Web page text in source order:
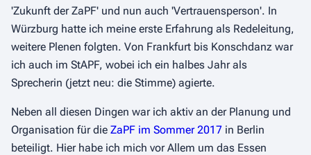
'Zukunft der ZaPF' und nun auch 'Vertrauensperson'. In
Würzburg hatte ich meine erste Erfahrung als Redeleitung,
weitere Plenen folgten. Von Frankfurt bis Konschdanz war
ich auch im StAPF, wobei ich ein halbes Jahr als
Sprecherin (jetzt neu: die Stimme) agierte.
Neben all diesen Dingen war ich aktiv an der Planung und
Organisation für die ZaPF im Sommer 2017 in Berlin
beteiligt. Hier habe ich mich vor Allem um das Essen